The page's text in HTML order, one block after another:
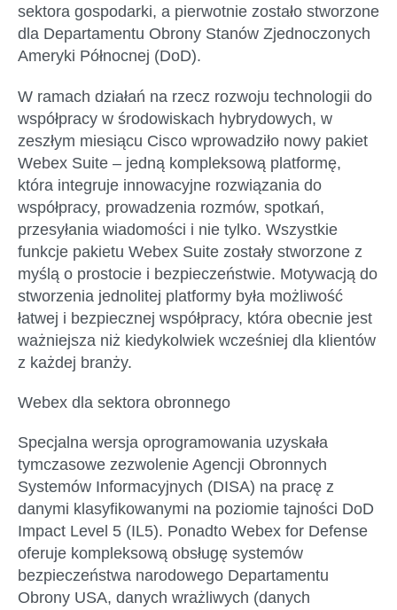
sektora gospodarki, a pierwotnie zostało stworzone
dla Departamentu Obrony Stanów Zjednoczonych
Ameryki Północnej (DoD).
W ramach działań na rzecz rozwoju technologii do
współpracy w środowiskach hybrydowych, w
zeszłym miesiącu Cisco wprowadziło nowy pakiet
Webex Suite – jedną kompleksową platformę,
która integruje innowacyjne rozwiązania do
współpracy, prowadzenia rozmów, spotkań,
przesyłania wiadomości i nie tylko. Wszystkie
funkcje pakietu Webex Suite zostały stworzone z
myślą o prostocie i bezpieczeństwie. Motywacją do
stworzenia jednolitej platformy była możliwość
łatwej i bezpiecznej współpracy, która obecnie jest
ważniejsza niż kiedykolwiek wcześniej dla klientów
z każdej branży.
Webex dla sektora obronnego
Specjalna wersja oprogramowania uzyskała
tymczasowe zezwolenie Agencji Obronnych
Systemów Informacyjnych (DISA) na pracę z
danymi klasyfikowanymi na poziomie tajności DoD
Impact Level 5 (IL5). Ponadto Webex for Defense
oferuje kompleksową obsługę systemów
bezpieczeństwa narodowego Departamentu
Obrony USA, danych wrażliwych (danych